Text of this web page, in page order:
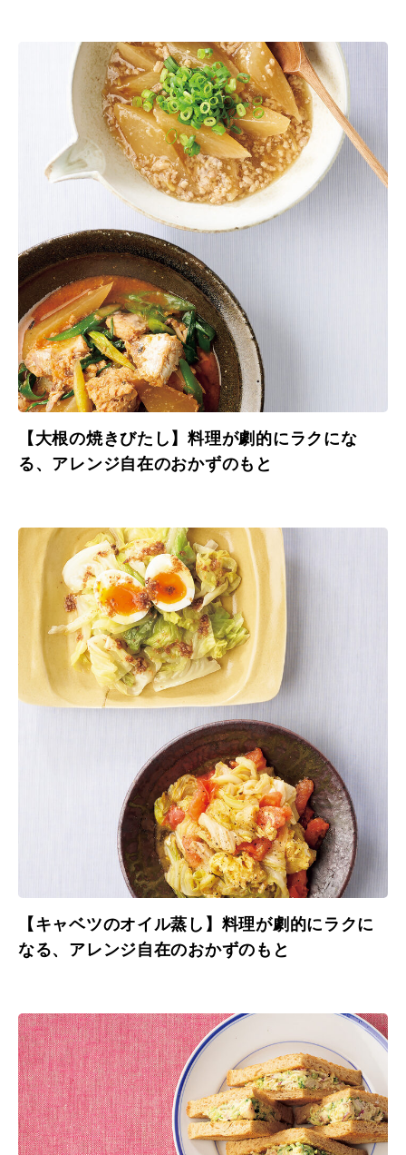
【大根の焼きびたし】料理が劇的にラクにな
る、アレンジ自在のおかずのもと
【キャベツのオイル蒸し】料理が劇的にラクに
なる、アレンジ自在のおかずのもと